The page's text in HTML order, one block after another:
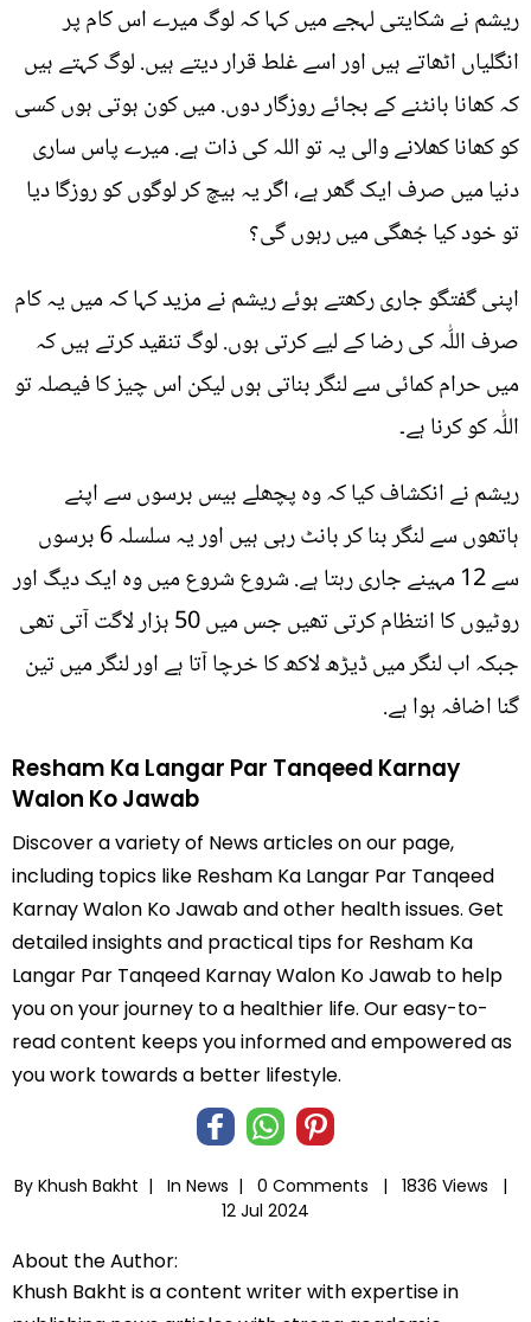
ریشم نے شکایتی لہجے میں کہا کہ لوگ میرے اس کام پر
انگلیاں اٹھاتے ہیں اور اسے غلط قرار دیتے ہیں. لوگ کہتے ہیں
کہ کھانا بانٹنے کے بجائے روزگار دوں. میں کون ہوتی ہوں کسی
کو کھانا کھلانے والی یہ تو اللہ کی ذات ہے. میرے پاس ساری
دنیا میں صرف ایک گھر ہے، اگر یہ بیچ کر لوگوں کو روزگا دیا
تو خود کیا جُھگی میں رہوں گی؟
اپنی گفتگو جاری رکھتے ہوئے ریشم نے مزید کہا کہ میں یہ کام
صرف اللّٰہ کی رضا کے لیے کرتی ہوں. لوگ تنقید کرتے ہیں کہ
میں حرام کمائی سے لنگر بناتی ہوں لیکن اس چیز کا فیصلہ تو
اللّٰہ کو کرنا ہے۔
ریشم نے انکشاف کیا کہ وہ پچھلے بیس برسوں سے اپنے
ہاتھوں سے لنگر بنا کر بانٹ رہی ہیں اور یہ سلسلہ 6 برسوں
سے 12 مہینے جاری رہتا ہے. شروع شروع میں وہ ایک دیگ اور
روٹیوں کا انتظام کرتی تھیں جس میں 50 ہزار لاگت آتی تھی
جبکہ اب لنگر میں ڈیڑھ لاکھ کا خرچا آتا ہے اور لنگر میں تین
گنا اضافہ ہوا ہے.
Resham Ka Langar Par Tanqeed Karnay
Walon Ko Jawab
Discover a variety of News articles on our page,
including topics like Resham Ka Langar Par Tanqeed
Karnay Walon Ko Jawab and other health issues. Get
detailed insights and practical tips for Resham Ka
Langar Par Tanqeed Karnay Walon Ko Jawab to help
you on your journey to a healthier life. Our easy-to-
read content keeps you informed and empowered as
you work towards a better lifestyle.
By Khush Bakht | In News | 0 Comments |
1836 Views |
12 Jul 2024
About the Author:
Khush Bakht is a content writer with expertise in